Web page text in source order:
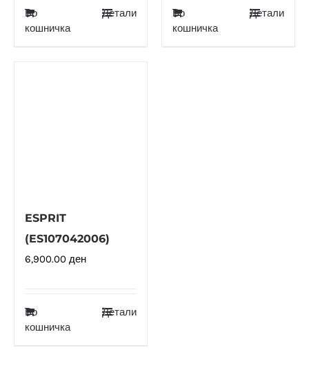
Во
кошничка
Детали
Во
кошничка
Детали
ESPRIT
(ES107042006)
6,900.00 ден
Во
кошничка
Детали